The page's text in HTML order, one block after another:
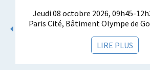
Jeudi 08 octobre 2026, 09h45-
Paris Cité, Bâtiment Olympe de
LIRE PLUS